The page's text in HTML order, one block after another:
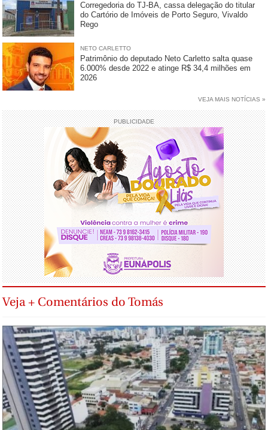
Corregedoria do TJ-BA, cassa delegação do titular
do Cartório de Imóveis de Porto Seguro, Vivaldo
Rego
NETO CARLETTO
Patrimônio do deputado Neto Carletto salta quase
6.000% desde 2022 e atinge R$ 34,4 milhões em
2026
VEJA MAIS NOTÍCIAS »
PUBLICIDADE
Veja + Comentários do Tomás